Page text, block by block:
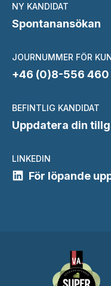
NY KANDIDAT
Spontanansökan
JOURNUMMER FÖR
+46 (0)8-556 460
BEFINTLIG KANDIDAT
Uppdatera din
LINKEDIN
För löpande